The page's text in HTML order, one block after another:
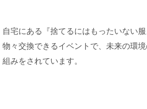
自宅にある『捨てるにはもったいない
物々交換できるイベントで、未来の環
組みをされています。